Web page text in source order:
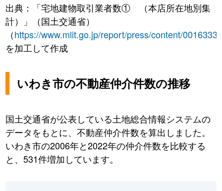
出典：「宅地建物取引業者数① （本店所在地別集
計）」（国土交通省）
（https://www.mlit.go.jp/report/press/content/
を加工して作成
いわき市の不動産仲介件数の推移
国土交通省が公表している土地総合情報システムの
データをもとに、不動産仲介件数を算出しました。
いわき市の2006年と2022年の仲介件数を比較する
と、531件増加しています。